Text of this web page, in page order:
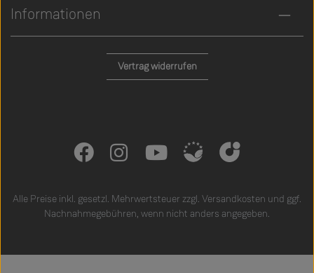
Informationen
Vertrag widerrufen
Alle Preise inkl. gesetzl. Mehrwertsteuer zzgl. Versandkosten und ggf.
Nachnahmegebühren, wenn nicht anders angegeben.